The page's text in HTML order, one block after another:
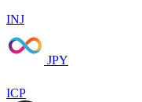
INJ
JPY
ICP